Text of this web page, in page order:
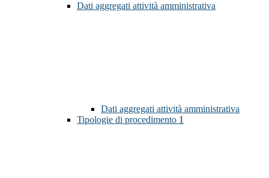
Dati aggregati attività amministrativa
Dati aggregati attività amministrativa
Tipologie di procedimento 1